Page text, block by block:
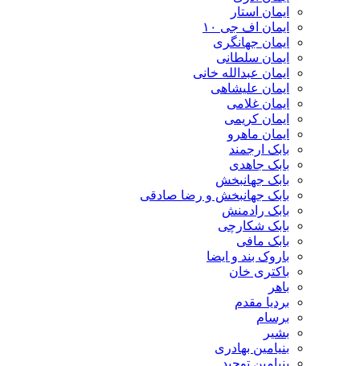
ایمان استار
ایمان اف جی ۱۰
ایمان جهانگری
ایمان سلطانی
ایمان عبدالله خانی
ایمان علیشاهی
ایمان غلامی
ایمان کریمی
ایمان ماهرو
بابک ارجمند
بابک جاهدی
بابک جهانبخش
بابک جهانبخش و رضا صادقی
بابک رادمنش
بابک شکارچی
بابک مافی
باروک بند و ایضا
باکتری خان
باهر
بردیا مقدم
برسام
بشیر
بنیامین بهادری